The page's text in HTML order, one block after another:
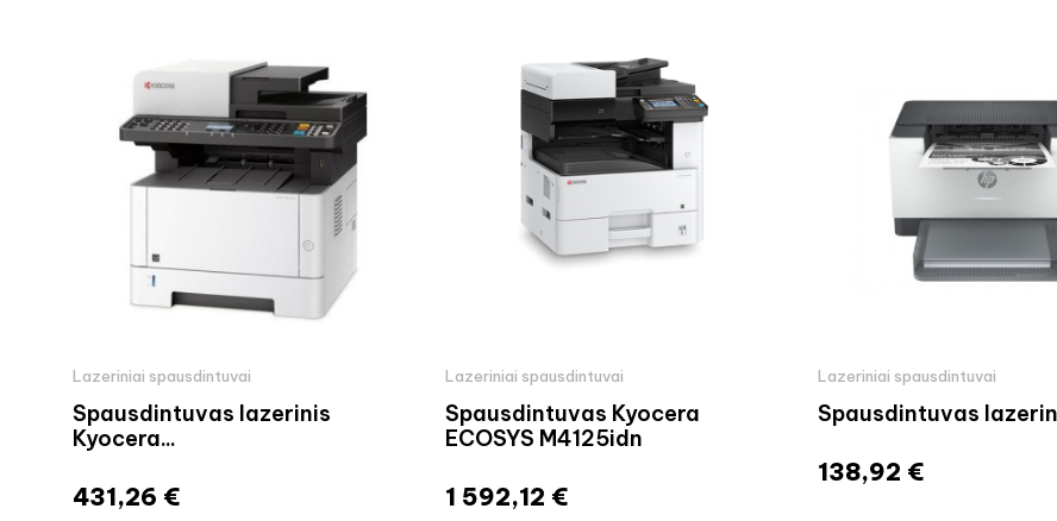
Lazeriniai spausdintuvai
Spausdintuvas lazerinis
Kyocera...
431,26 €
Lazeriniai spausdintuvai
Spausdintuvas Kyocera
ECOSYS M4125idn
1 592,12 €
Lazeriniai spausdintuvai
Spausdintuvas
138,92 €